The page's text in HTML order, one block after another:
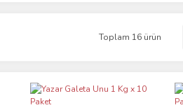
Toplam 16 ürün